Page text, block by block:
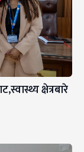
क्षेत्रबारे